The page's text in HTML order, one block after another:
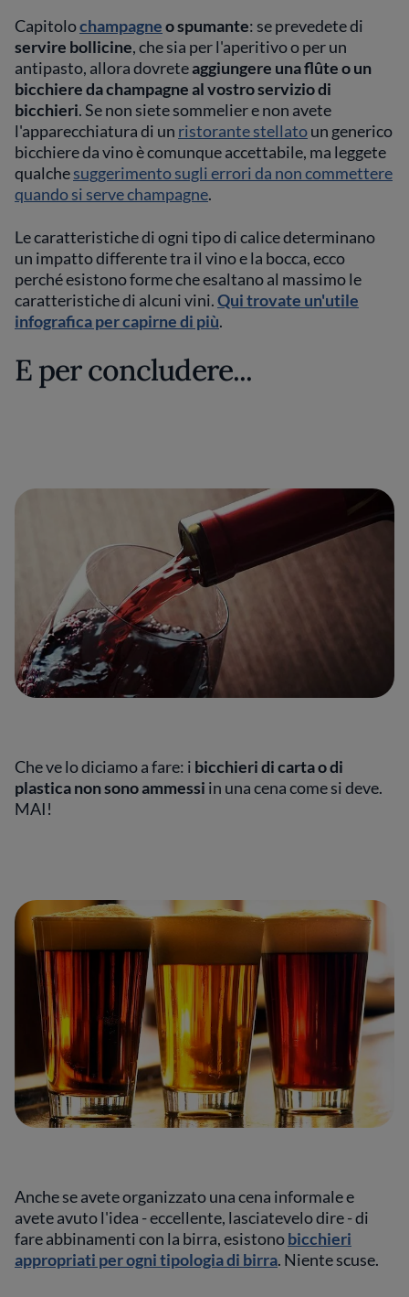
Capitolochampagneo spumante: se prevedete di
servire bollicine, che sia per l'aperitivo o per un
antipasto, allora dovreteaggiungere una flûteo un
bicchiere da champagne al vostro servizio di
bicchieri. Se non siete sommelier e non avete
l'apparecchiatura di un ristorante stellatoun generico
bicchiere da vino è comunque accettabile, ma leggete
qualchesuggerimento sugli errori da non commettere
quando si serve champagne.
Le caratteristiche di ogni tipo di calice determinano
un impatto differente tra il vino e la bocca, ecco
perché esistono forme che esaltano al massimo le
caratteristiche di alcuni vini.Qui trovate un'utile
infografica per capirne di più.
E per concludere...
Che ve lo diciamo a fare: i bicchieri di carta o di
plastica non sono ammessi in una cena come si deve.
MAI!
Anche se avete organizzato una cena informale e
avete avuto l'idea - eccellente, lasciatevelo dire - di
fare abbinamenti con la birra, esistonobicchieri
appropriati per ogni tipologia di birra. Niente scuse.